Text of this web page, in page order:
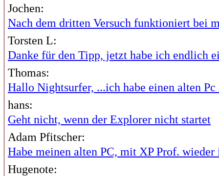
Jochen:
Nach dem dritten Versuch funktioniert bei
Torsten L:
Danke für den Tipp, jetzt habe ich endlich
Thomas:
Hallo Nightsurfer, ...ich habe einen alten Pc
hans:
Geht nicht, wenn der Explorer nicht startet
Adam Pfitscher:
Habe meinen alten PC, mit XP Prof. wieder
Hugenote: